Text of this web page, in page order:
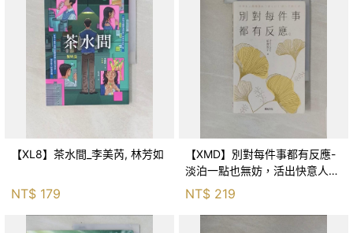
【XL8】茶水間_李美芮, 林芳如
NT$ 179
【XMD】別對每件事都有反應-
淡泊一點也無妨，活出快意人生
的99個禪練習！_枡野俊明, 黃
薇嬪
NT$ 219